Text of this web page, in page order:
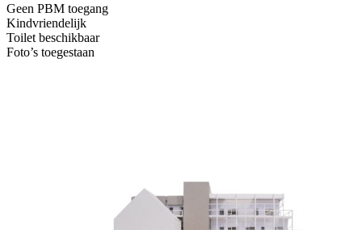
Geen PBM toegang
Kindvriendelijk
Toilet beschikbaar
Foto’s toegestaan